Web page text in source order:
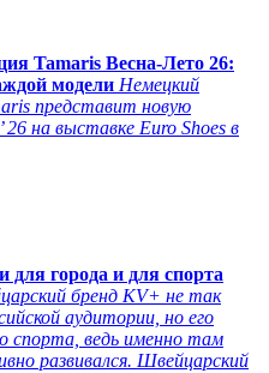
Tamaris Весна-Лето 26:
модели Немецкий
представит новую
26 на выставке Euro Shoes в
для города и для спорта
бренд KV+ не так
аудитории, но его
спорта, ведь именно там
развивался. Швейцарский